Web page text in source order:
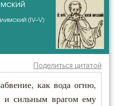
(Плиханков)
(IV–V)
Поделиться цитатой
как вода огню,
и сильным врагом ему